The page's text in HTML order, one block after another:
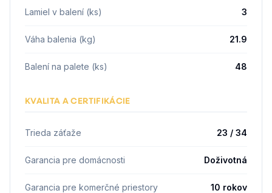
Lamiel v balení (ks) 3
Váha balenia (kg) 21.9
Balení na palete (ks) 48
KVALITA A CERTIFIKÁCIE
Trieda záťaže 23 / 34
Garancia pre domácnosti Doživotná
Garancia pre komerčné priestory 10 rokov